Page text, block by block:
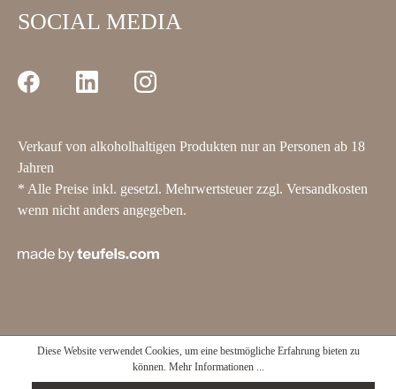
SOCIAL MEDIA
Verkauf von alkoholhaltigen Produkten nur an Personen ab 18
Jahren
* Alle Preise inkl. gesetzl. Mehrwertsteuer zzgl. Versandkosten
wenn nicht anders angegeben.
Diese Website verwendet Cookies, um eine bestmögliche Erfahrung bieten zu
können. Mehr Informationen ...